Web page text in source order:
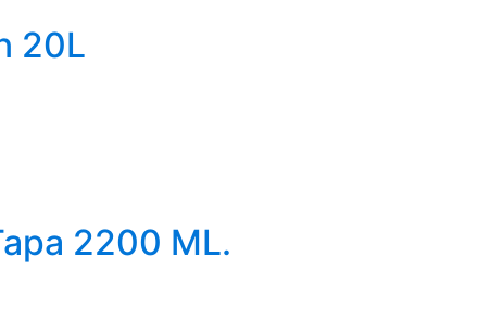
20L
2200 ML.